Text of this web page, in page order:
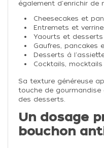
également d'enrichir de
Cheesecakes et
Entremets et
Yaourts et
Gaufres, pancakes
Desserts à
Cocktails,
Sa texture généreuse
touche de
des desserts.
Un dosage
bouchon